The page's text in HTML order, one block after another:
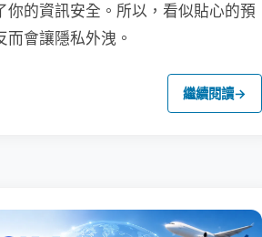
你的資訊安全。所以，看似貼心的預
會讓隱私外洩。
繼續閱讀→